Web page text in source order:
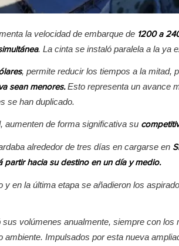
la velocidad de embarque de 1200 a
. La cinta se instaló paralela a la ya
, permite reducir los tiempos a la mitad,
sean menores. Esto representa un avance
se han duplicado.
aumenten de forma significativa su
alrededor de tres días en cargarse en
hacia su destino en un día y medio.
en la última etapa se añadieron los
volúmenes anualmente, siempre con los
Impulsados por esta nueva